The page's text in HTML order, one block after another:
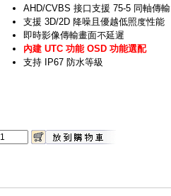
AHD/CVBS 接口支援 75-5 同軸傳輸
支援 3D/2D 降噪且優越低照度性能
即時影像傳輸畫面不延遲
內建 UTC 功能 OSD 功能選配
支持 IP67 防水等級